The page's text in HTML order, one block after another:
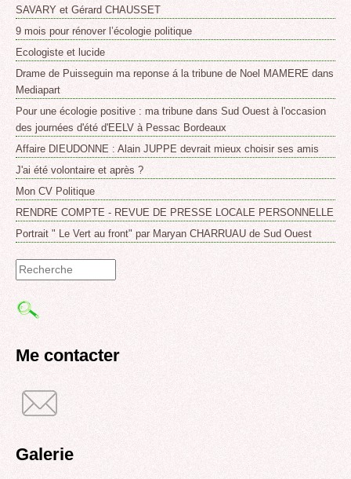
SAVARY et Gérard CHAUSSET
9 mois pour rénover l’écologie politique
Ecologiste et lucide
Drame de Puisseguin ma reponse á la tribune de Noel MAMERE dans
Mediapart
Pour une écologie positive : ma tribune dans Sud Ouest à l'occasion
des journées d'été d'EELV à Pessac Bordeaux
Affaire DIEUDONNE : Alain JUPPE devrait mieux choisir ses amis
J'ai été volontaire et après ?
Mon CV Politique
RENDRE COMPTE - REVUE DE PRESSE LOCALE PERSONNELLE
Portrait " Le Vert au front" par Maryan CHARRUAU de Sud Ouest
Formulaire
de
recherche
Me contacter
Galerie